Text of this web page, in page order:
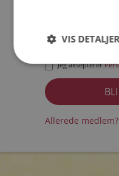
Jeg aksepterer
Allerede
VIS